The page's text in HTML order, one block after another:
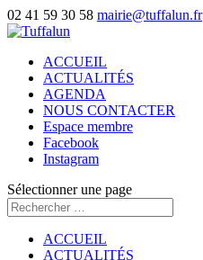
02 41 59 30 58 mairie@tuffalun.fr
ACCUEIL
ACTUALITÉS
AGENDA
NOUS CONTACTER
Espace membre
Facebook
Instagram
Sélectionner une page
ACCUEIL
ACTUALITÉS